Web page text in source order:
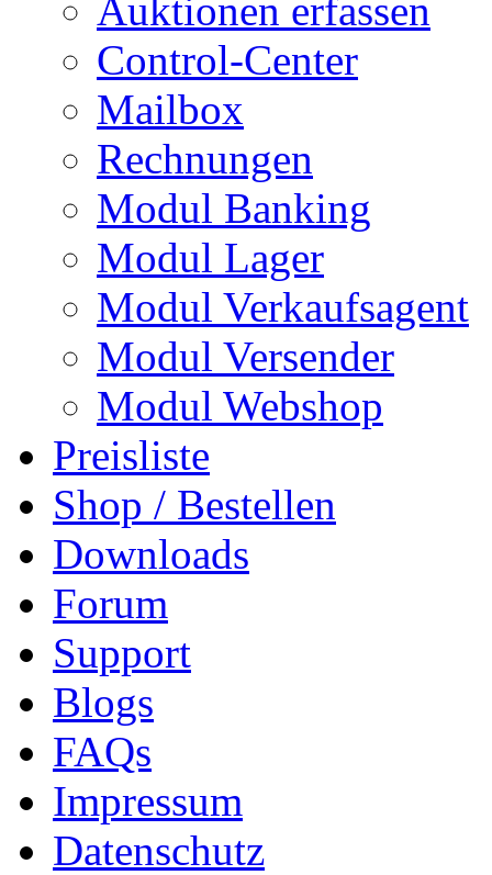
Auktionen erfassen
Control-Center
Mailbox
Rechnungen
Modul Banking
Modul Lager
Modul Verkaufsagent
Modul Versender
Modul Webshop
Preisliste
Shop / Bestellen
Downloads
Forum
Support
Blogs
FAQs
Impressum
Datenschutz